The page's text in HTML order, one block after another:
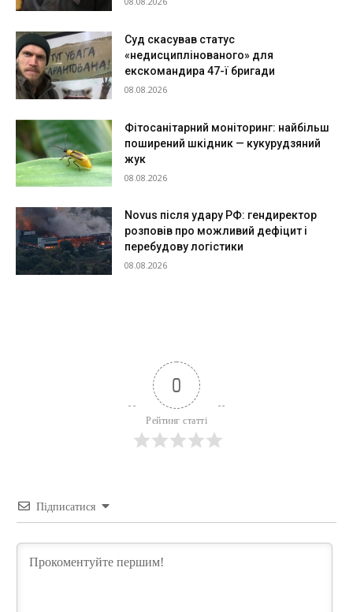
Суд скасував статус
«недисциплінованого» для
екскомандира 47-ї бригади
08.08.2026
Фітосанітарний моніторинг: найбільш
поширений шкідник — кукурудзяний
жук
08.08.2026
Novus після удару РФ: гендиректор
розповів про можливий дефіцит і
перебудову логістики
08.08.2026
0
Рейтинг статті
Підписатися